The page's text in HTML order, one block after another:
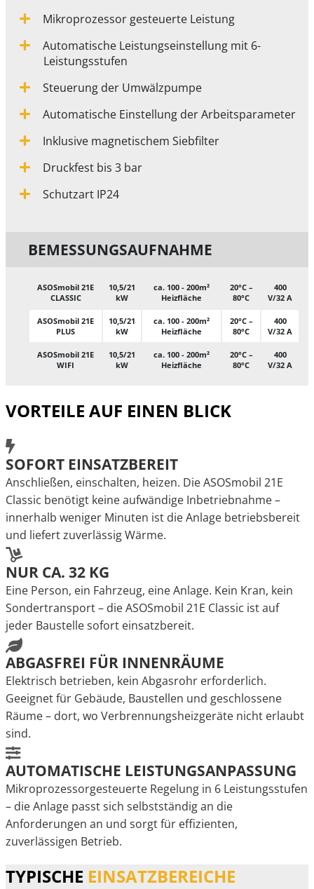
Mikroprozessor gesteuerte Leistung
Automatische Leistungseinstellung mit 6-
Leistungsstufen
Steuerung der Umwälzpumpe
Automatische Einstellung der Arbeitsparameter
Inklusive magnetischem Siebfilter
Druckfest bis 3 bar
Schutzart IP24
BEMESSUNGS­AUFNAHME
ASOSmobil 21E
CLASSIC
10,5/21
kW
ca. 100 - 200m²
Heizfläche
20°C –
80°C
400
V/32 A
ASOSmobil 21E
PLUS
10,5/21
kW
ca. 100 - 200m²
Heizfläche
20°C –
80°C
400
V/32 A
ASOSmobil 21E
WIFI
10,5/21
kW
ca. 100 - 200m²
Heizfläche
20°C –
80°C
400
V/32 A
VORTEILE AUF EINEN BLICK
SOFORT EINSATZBEREIT
Anschließen, einschalten, heizen. Die ASOSmobil 21E
Classic benötigt keine aufwändige Inbetriebnahme –
innerhalb weniger Minuten ist die Anlage betriebsbereit
und liefert zuverlässig Wärme.
NUR CA. 32 KG
Eine Person, ein Fahrzeug, eine Anlage. Kein Kran, kein
Sondertransport – die ASOSmobil 21E Classic ist auf
jeder Baustelle sofort einsatzbereit.
ABGASFREI FÜR INNENRÄUME
Elektrisch betrieben, kein Abgasrohr erforderlich.
Geeignet für Gebäude, Baustellen und geschlossene
Räume – dort, wo Verbrennungsheizgeräte nicht erlaubt
sind.
AUTOMATISCHE LEISTUNGSANPASSUNG
Mikroprozessorgesteuerte Regelung in 6 Leistungsstufen
– die Anlage passt sich selbstständig an die
Anforderungen an und sorgt für effizienten,
zuverlässigen Betrieb.
TYPISCHE EINSATZBEREICHE